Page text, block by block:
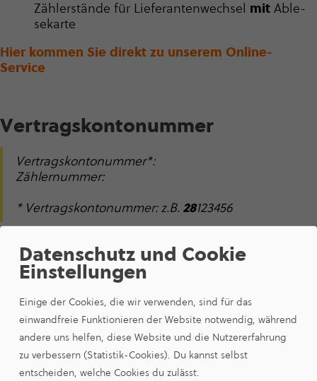
Zäh­ler­stände für Lie­fe­ran­ten­wech­sel mit Able­
se­karte
Hier kommen Sie direkt zu unserem Online-
Service
Vertrags­kon­to­nummer
Vertrags­kon­to­nummer*:
Zählernummer:
* Vertrags­kon­to­nummer: z.B. 28123456
Zäh­ler­stände für Aus- und Einzüge
Zäh­ler­stände für Zwi­schen­ab­le­sun­gen
Kundenaußerhalbunseres Netz­ge­bie­
tesmitAble­se­karte
Zäh­ler­stände für ESM-KundenohneAble­se­
karte
Datenschutz und Cookie
Einstellungen
Einige der Cookies, die wir verwenden, sind für das
einwandfreie Funktionieren der Website notwendig, während
andere uns helfen, diese Website und die Nutzererfahrung
zu verbessern (Statistik-Cookies). Du kannst selbst
entscheiden, welche Cookies du zulässt.